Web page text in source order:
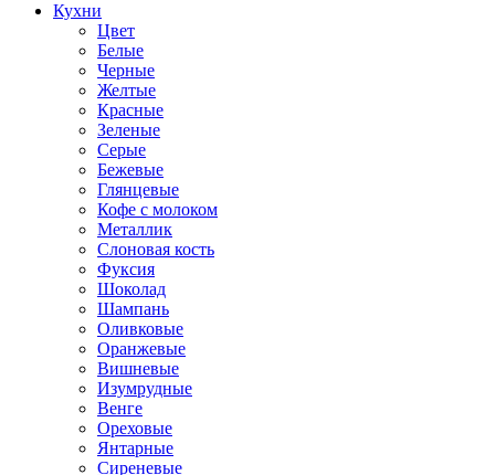
Кухни
Цвет
Белые
Черные
Желтые
Красные
Зеленые
Серые
Бежевые
Глянцевые
Кофе с молоком
Металлик
Слоновая кость
Фуксия
Шоколад
Шампань
Оливковые
Оранжевые
Вишневые
Изумрудные
Венге
Ореховые
Янтарные
Сиреневые